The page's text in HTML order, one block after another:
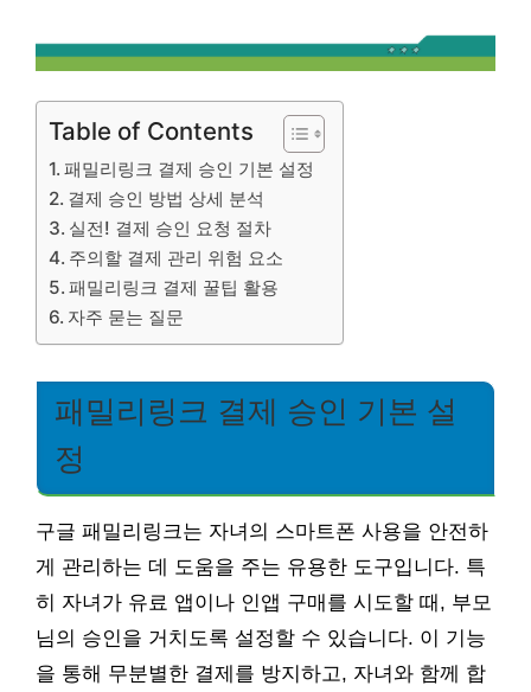
Table of Contents
패밀리링크 결제 승인 기본 설정
결제 승인 방법 상세 분석
실전! 결제 승인 요청 절차
주의할 결제 관리 위험 요소
패밀리링크 결제 꿀팁 활용
자주 묻는 질문
패밀리링크 결제 승인 기본 설
정
구글 패밀리링크는 자녀의 스마트폰 사용을 안전하
게 관리하는 데 도움을 주는 유용한 도구입니다. 특
히 자녀가 유료 앱이나 인앱 구매를 시도할 때, 부모
님의 승인을 거치도록 설정할 수 있습니다. 이 기능
을 통해 무분별한 결제를 방지하고, 자녀와 함께 합